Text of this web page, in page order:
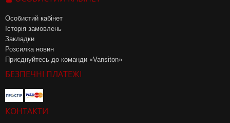
Особистий кабінет
Історія замовлень
Закладки
Розсилка новин
Приєднуйтесь до команди «Vansiton»
БЕЗПЕЧНІ ПЛАТЕЖІ
КОНТАКТИ